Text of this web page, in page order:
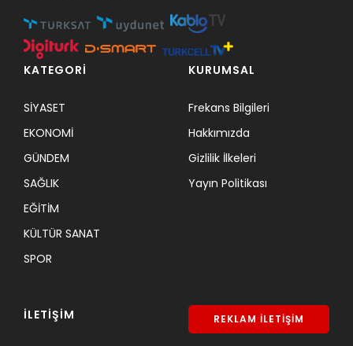
KATEGORİ
SİYASET
EKONOMİ
GÜNDEM
SAĞLIK
EĞİTİM
KÜLTÜR SANAT
SPOR
KURUMSAL
Frekans Bilgileri
Hakkımızda
Gizlilik İlkeleri
Yayın Politikası
İLETİŞİM REKLAM İLETİŞİM